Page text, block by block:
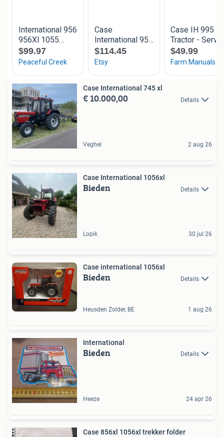
Case International 745 xl
€ 10.000,00 Details
Veghel 2 aug 26
Case International 1056xl
Bieden Details
Lopik 30 jul 26
Case international 1056xl
Bieden Details
Heusden Zolder, BE 1 aug 26
International
Bieden Details
Heeze 24 apr 26
Case 856xl 1056xl trekker folder